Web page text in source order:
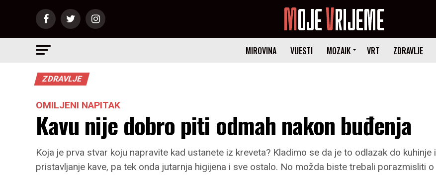
MIROVINA VIJESTI MOZAIK VRT ZDRAVLJE
ZDRAVLJE
OMILJENI NAPITAK
Kavu nije dobro piti odmah nakon buđenja
Koja je prva stvar koju napravite kad ustanete iz kreveta? Kladimo se da je to odlazak do kuhinje i
pristavljanje kave, pa tek onda jutarnja higijena i sve ostalo. No možda biste trebali porazmisliti o